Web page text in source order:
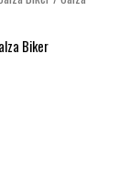
Biker